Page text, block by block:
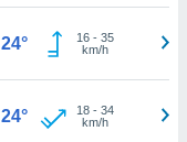
24° 16- 35
km/h
24° 18- 34
km/h